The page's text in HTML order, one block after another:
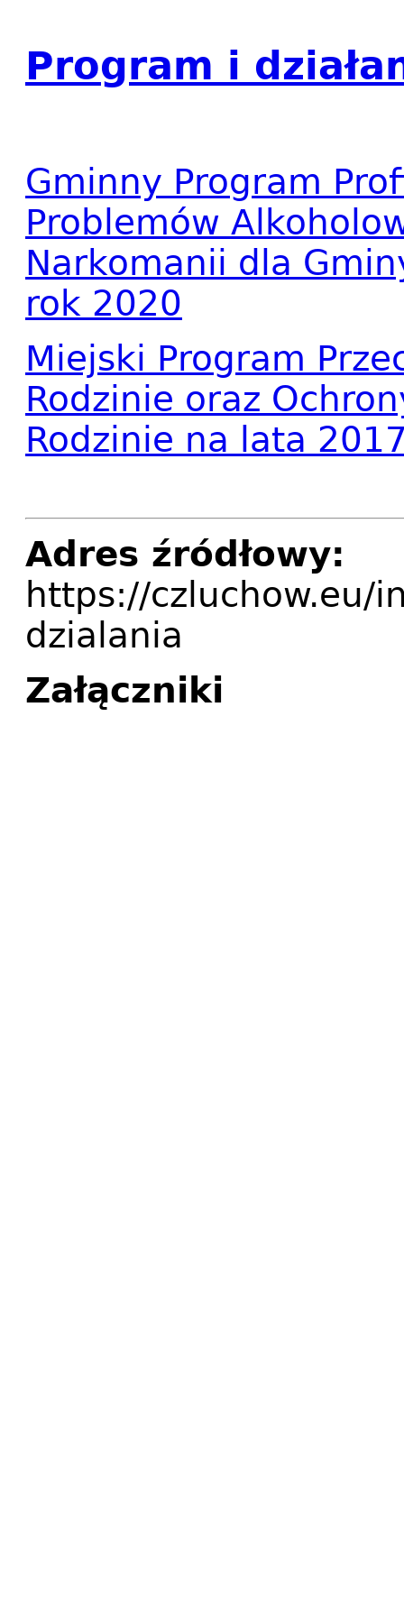
Program i
Gminny Program
Problemów
Narkomanii dla
rok 2020
Miejski Program
Rodzinie oraz
Rodzinie na lata
Adres źródłowy:
https://czluchow.eu/
dzialania
Załączniki